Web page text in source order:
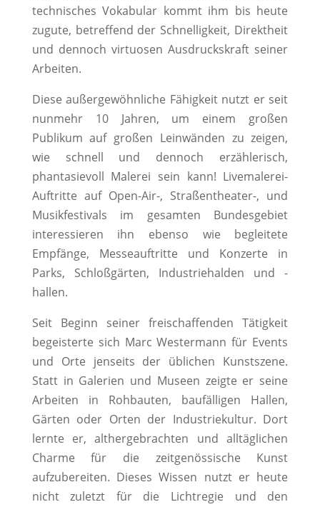
technisches Vokabular kommt ihm bis heute
zugute, betreffend der Schnelligkeit, Direktheit
und dennoch virtuosen Ausdruckskraft seiner
Arbeiten.
Diese außergewöhnliche Fähigkeit nutzt er seit
nunmehr 10 Jahren, um einem großen
Publikum auf großen Leinwänden zu zeigen,
wie schnell und dennoch erzählerisch,
phantasievoll Malerei sein kann! Livemalerei-
Auftritte auf Open-Air-, Straßentheater-, und
Musikfestivals im gesamten Bundesgebiet
interessieren ihn ebenso wie begleitete
Empfänge, Messeauftritte und Konzerte in
Parks, Schloßgärten, Industriehalden und -
hallen.
Seit Beginn seiner freischaffenden Tätigkeit
begeisterte sich Marc Westermann für Events
und Orte jenseits der üblichen Kunstszene.
Statt in Galerien und Museen zeigte er seine
Arbeiten in Rohbauten, baufälligen Hallen,
Gärten oder Orten der Industriekultur. Dort
lernte er, althergebrachten und alltäglichen
Charme für die zeitgenössische Kunst
aufzubereiten. Dieses Wissen nutzt er heute
nicht zuletzt für die Lichtregie und den